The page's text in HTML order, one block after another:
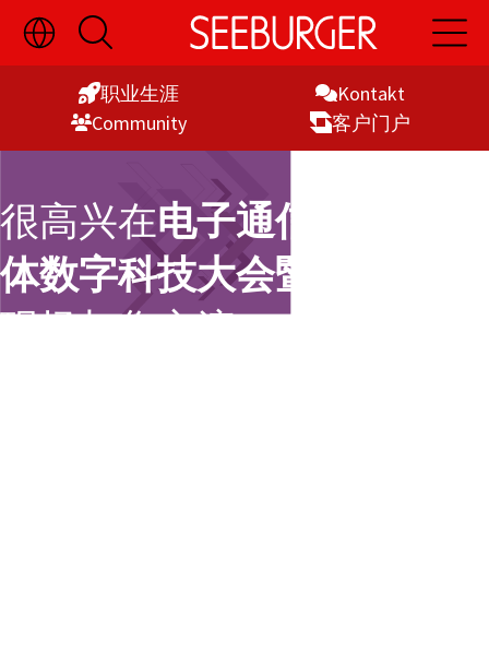
Skip
to
切
换
语
显
开
启
搜
索
开
启
主
Kontakt
职业生涯
客户门户
Commu­nity
很高兴在电子通信与半导
体数字科技大会暨 AI 大会
现场与您交流